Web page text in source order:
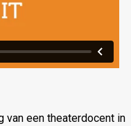
van een theaterdocent in